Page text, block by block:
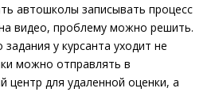
автошколы записывать процесс
видео, проблему можно решить.
у курсанта уходит не
можно отправлять в
центр для удаленной оценки, а